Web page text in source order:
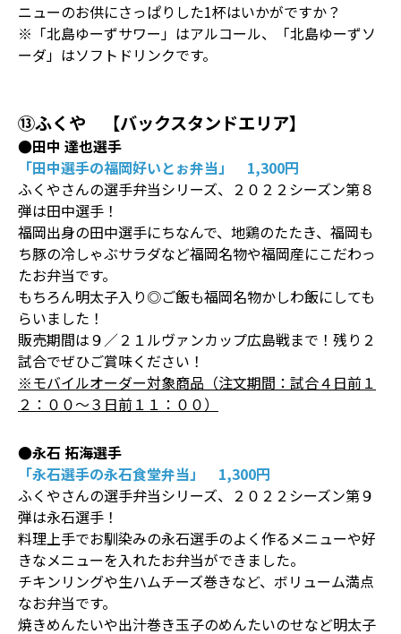
ニューのお供にさっぱりした1杯はいかがですか？
※「北島ゆーずサワー」はアルコール、「北島ゆーずソ
ーダ」はソフトドリンクです。
⑬ふくや 【バックスタンドエリア】
●田中 達也選手
「田中選手の福岡好いとぉ弁当」 1,300円
ふくやさんの選手弁当シリーズ、２０２２シーズン第８
弾は田中選手！
福岡出身の田中選手にちなんで、地鶏のたたき、福岡も
ち豚の冷しゃぶサラダなど福岡名物や福岡産にこだわっ
たお弁当です。
もちろん明太子入り◎ご飯も福岡名物かしわ飯にしても
らいました！
販売期間は９／２１ルヴァンカップ広島戦まで！残り２
試合でぜひご賞味ください！
※モバイルオーダー対象商品（注文期間：試合４日前１
２：００～３日前１１：００）
●永石 拓海選手
「永石選手の永石食堂弁当」 1,300円
ふくやさんの選手弁当シリーズ、２０２２シーズン第９
弾は永石選手！
料理上手でお馴染みの永石選手のよく作るメニューや好
きなメニューを入れたお弁当ができました。
チキンリングや生ハムチーズ巻きなど、ボリューム満点
なお弁当です。
焼きめんたいや出汁巻き玉子のめんたいのせなど明太子